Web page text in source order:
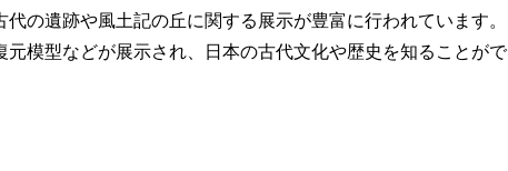
の遺跡や風土記の丘に関する展示が豊富に行われています。
模型などが展示され、日本の古代文化や歴史を知ることがで